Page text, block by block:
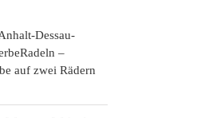
Dessau-
–
auf zwei Rädern